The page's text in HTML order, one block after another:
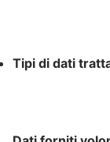
Tipi di dati